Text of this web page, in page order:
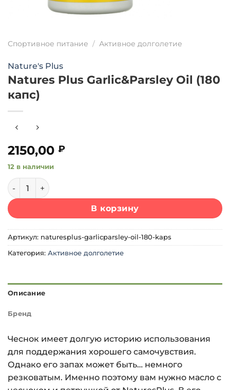
Спортивное питание / Активное долголетие
Nature's Plus
Natures Plus Garlic&Parsley Oil (180
капс)
2150,00 ₽
12 в наличии
Количество товара Natures Plus Garlic&Parsley Oil (180
В корзину
Артикул: naturesplus-garlicparsley-oil-180-kaps
Категория: Активное долголетие
Описание
Бренд
Чеснок имеет долгую историю использования
для поддержания хорошего самочувствия.
Однако его запах может быть… немного
резковатым. Именно поэтому вам нужно масло с